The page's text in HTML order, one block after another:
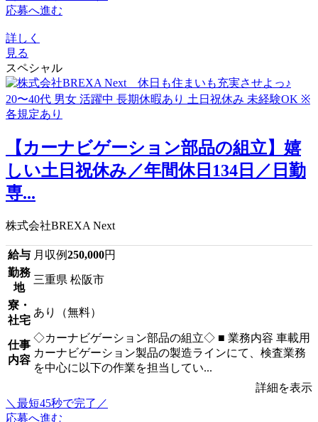
応募へ進む
詳しく
見る
スペシャル
【カーナビゲーション部品の組立】嬉
しい土日祝休み／年間休日134日／日勤
専...
株式会社BREXA Next
給与 月収例250,000円
勤務
地
三重県 松阪市
寮・
社宅
あり（無料）
仕事
内容
◇カーナビゲーション部品の組立◇ ■ 業務内容 車載用
カーナビゲーション製品の製造ラインにて、検査業務
を中心に以下の作業を担当してい...
詳細を表示
＼最短45秒で完了／
応募へ進む